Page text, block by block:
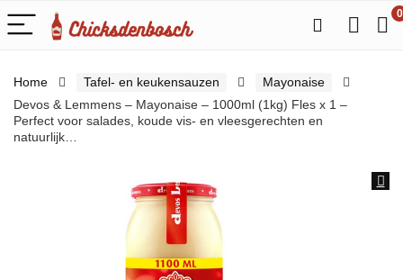
0
Home Tafel- en keukensauzen
Mayonaise
Devos & Lemmens – Mayonaise – 1000ml (1kg) Fles x 1 –
Perfect voor salades, koude vis- en vleesgerechten en
natuurlijk…